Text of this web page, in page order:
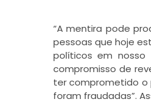
“A mentira pode
pessoas que hoje
políticos em
compromisso de
ter comprometido o
foram fraudadas”.